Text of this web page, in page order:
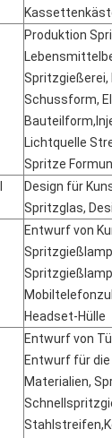
Produktion
Spritzgießerei,
Schussform,
Lichtquelle
Spritze
Design für
Spritzglas,
Entwurf von
Headset-Hülle
Entwurf von
Entwurf für
Materialien,